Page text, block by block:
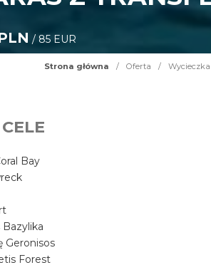
/ 85 EUR
Strona główna / Oferta /
Bay
Geronisos
Forest